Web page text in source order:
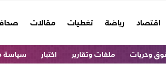
اقتصاد رياضة تغطيات مقالات
وحريات ملفات وتقارير اختبار سياسة